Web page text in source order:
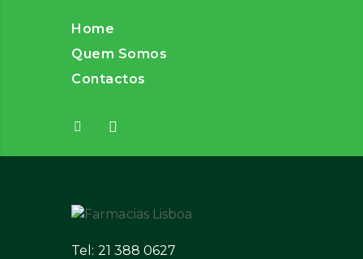
Home
Quem Somos
Contactos
Tel: 21 388 0627